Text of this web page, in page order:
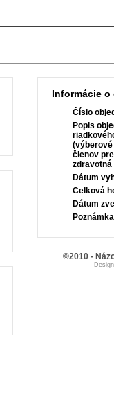
Informácie
Číslo
Popis
(výberové
členov
zdravotná
Dátum
Celková
Dátum
©2010 -